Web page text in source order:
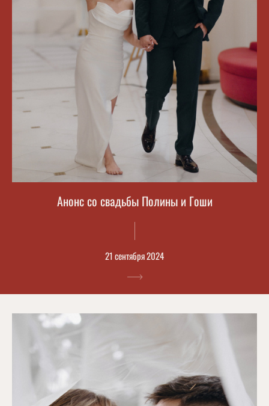
Анонс со свадьбы Полины и Гоши
21 сентября 2024